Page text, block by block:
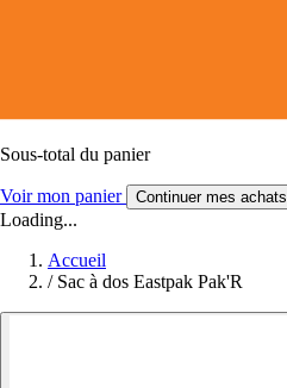
Sous-total du panier
Voir mon panier Continuer mes achats
Loading...
Accueil
/ Sac à dos Eastpak Pak'R